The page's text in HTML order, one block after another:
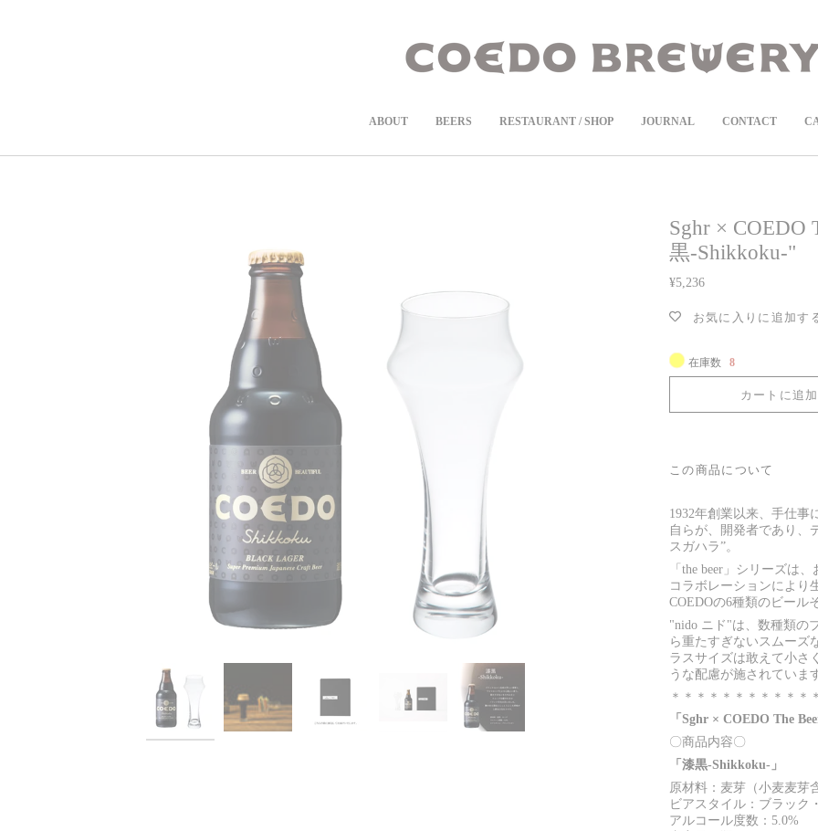
ABOUT BEERS RESTAURANT / SHOP JOURNAL CONTACT
Sghr × COEDO
黒-Shikkoku-"
¥5,236
お気に入りに追加す
在庫数 8
カートに追
この商品について
1932年創業以来、手仕事
自らが、開発者であり、
スガハラ”。
「the beer」シリーズは
コラボレーションにより
COEDOの6種類のビール
"nido ニド"は、数種類の
ら重たすぎないスムーズ
ラスサイズは敢えて小さ
うな配慮が施されていま
＊＊＊＊＊＊＊＊＊＊＊
「Sghr × COEDO The
〇商品内容〇
「漆黒-Shikkoku-」
原材料：麦芽（小麦麦芽
ビアスタイル：ブラック
アルコール度数：5.0%